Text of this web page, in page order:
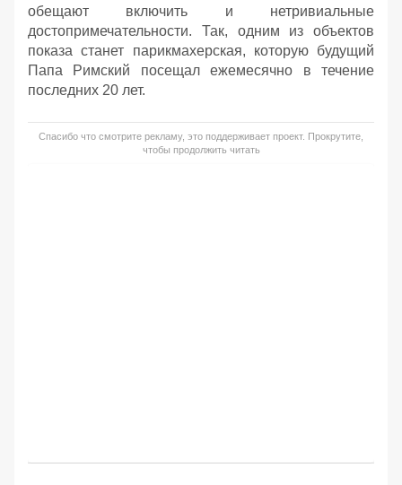
обещают включить и нетривиальные
достопримечательности. Так, одним из объектов
показа станет парикмахерская, которую будущий
Папа Римский посещал ежемесячно в течение
последних 20 лет.
Спасибо что смотрите рекламу, это поддерживает проект. Прокрутите,
чтобы продолжить читать